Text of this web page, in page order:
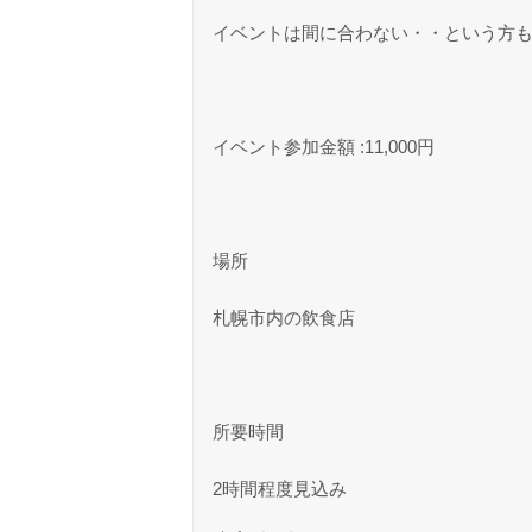
イベントは間に合わない・・という方
イベント参加金額 :11,000円
場所
札幌市内の飲食店
所要時間
2時間程度見込み